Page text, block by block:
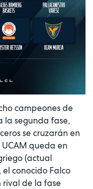
campeones de
la segunda fase,
se cruzarán en
queda en
(actual
conocido Falco
de la fase